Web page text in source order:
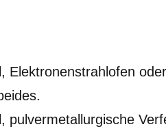
Elektronenstrahlofen
pulvermetallurgische